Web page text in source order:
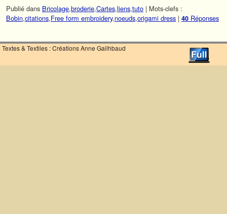
Publié dans Bricolage,broderie,Cartes,liens,tuto | Mots-clefs :
Bobin,citations,Free form embroidery,noeuds,origami dress | 40 Réponses
Textes & Textiles : Créations Anne Gailhbaud